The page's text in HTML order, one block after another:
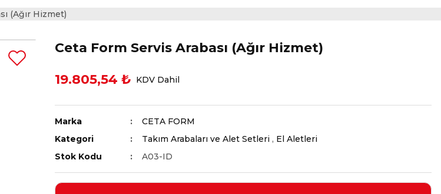
(Ağır Hizmet)
Ceta Form Servis Arabası (Ağır Hizmet)
19.805,54 ₺ KDV Dahil
Marka
CETA FORM
Kategori
Takım Arabaları ve Alet Setleri , El Aletleri
Stok Kodu
A03-ID